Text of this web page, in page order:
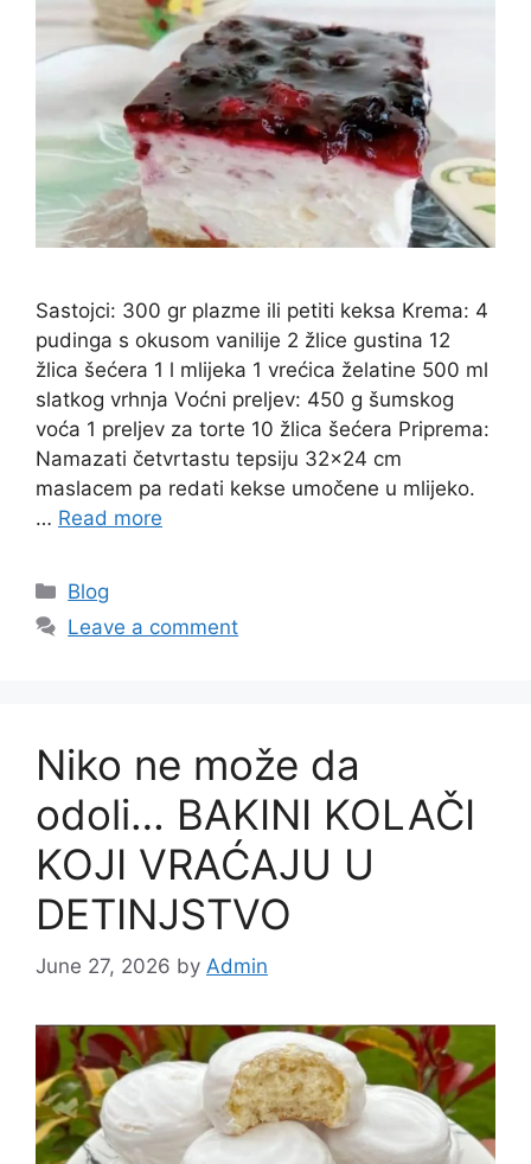
Sastojci: 300 gr plazme ili petiti keksa Krema: 4
pudinga s okusom vanilije 2 žlice gustina 12
žlica šećera 1 l mlijeka 1 vrećica želatine 500 ml
slatkog vrhnja Voćni preljev: 450 g šumskog
voća 1 preljev za torte 10 žlica šećera Priprema:
Namazati četvrtastu tepsiju 32×24 cm
maslacem pa redati kekse umočene u mlijeko.
… Read more
Categories
Blog
Leave a comment
Niko ne može da
odoli… BAKINI KOLAČI
KOJI VRAĆAJU U
DETINJSTVO
June 27, 2026 by Admin